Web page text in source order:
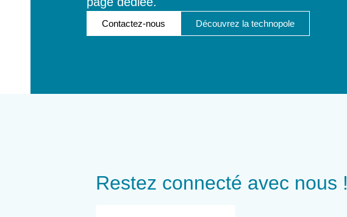
Contactez-nous Découvrez la technopole
Restez connecté avec nous !